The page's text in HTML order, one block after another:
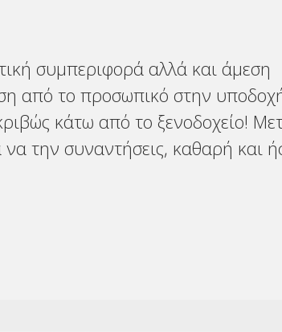
συμπεριφορά αλλά και άμεση
από το προσωπικό στην
κάτω από το ξενοδοχείο!
την συναντήσεις, καθαρή και